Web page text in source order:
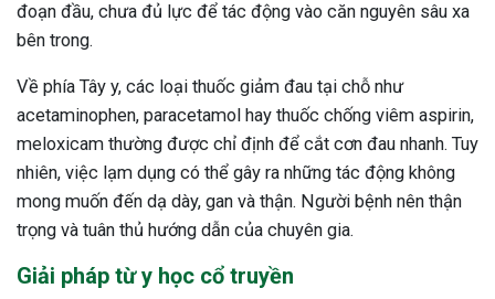
đoạn đầu, chưa đủ lực để tác động vào căn nguyên sâu xa
bên trong.
Về phía Tây y, các loại thuốc giảm đau tại chỗ như
acetaminophen, paracetamol hay thuốc chống viêm aspirin,
meloxicam thường được chỉ định để cắt cơn đau nhanh. Tuy
nhiên, việc lạm dụng có thể gây ra những tác động không
mong muốn đến dạ dày, gan và thận. Người bệnh nên thận
trọng và tuân thủ hướng dẫn của chuyên gia.
Giải pháp từ y học cổ truyền